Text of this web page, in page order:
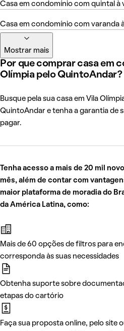
Casa em condomínio com quintal à
Casa em condomínio com varanda
Mostrar mais
Por que comprar casa em
Olímpia pelo QuintoAndar?
Busque pela sua casa em Vila
QuintoAndar e tenha a garantia de
pagar.
Tenha acesso a mais de 20 mil
mês, além de contar com
maior plataforma de moradia do
da América Latina, como:
Mais de 60 opções de filtros para
corresponda às suas necessidades
Obtenha suporte sobre
etapas do cartório
Faça sua proposta online, pelo site